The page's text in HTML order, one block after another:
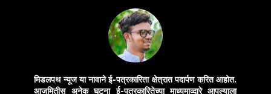
मिडलपथ न्यूज या नावाने ई-पत्रकारिता क्षेत्रात पदार्पण करित आहोत.
आजमितीस अनेक घटना ई-पत्रकारितेच्या माध्यमाव्दारे आपल्याला